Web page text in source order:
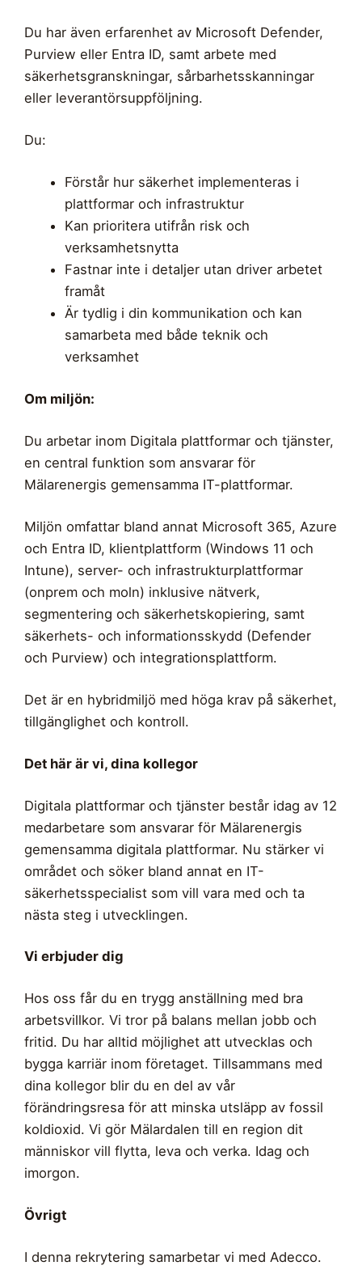
Du har även erfarenhet av Microsoft Defender,
Purview eller Entra ID, samt arbete med
säkerhetsgranskningar, sårbarhetsskanningar
eller leverantörsuppföljning.
Du:
Förstår hur säkerhet implementeras i
plattformar och infrastruktur
Kan prioritera utifrån risk och
verksamhetsnytta
Fastnar inte i detaljer utan driver arbetet
framåt
Är tydlig i din kommunikation och kan
samarbeta med både teknik och
verksamhet
Om miljön:
Du arbetar inom Digitala plattformar och tjänster,
en central funktion som ansvarar för
Mälarenergis gemensamma IT-plattformar.
Miljön omfattar bland annat Microsoft 365, Azure
och Entra ID, klientplattform (Windows 11 och
Intune), server- och infrastrukturplattformar
(onprem och moln) inklusive nätverk,
segmentering och säkerhetskopiering, samt
säkerhets- och informationsskydd (Defender
och Purview) och integrationsplattform.
Det är en hybridmiljö med höga krav på säkerhet,
tillgänglighet och kontroll.
Det här är vi, dina kollegor
Digitala plattformar och tjänster består idag av 12
medarbetare som ansvarar för Mälarenergis
gemensamma digitala plattformar. Nu stärker vi
området och söker bland annat en IT-
säkerhetsspecialist som vill vara med och ta
nästa steg i utvecklingen.
Vi erbjuder dig
Hos oss får du en trygg anställning med bra
arbetsvillkor. Vi tror på balans mellan jobb och
fritid. Du har alltid möjlighet att utvecklas och
bygga karriär inom företaget. Tillsammans med
dina kollegor blir du en del av vår
förändringsresa för att minska utsläpp av fossil
koldioxid. Vi gör Mälardalen till en region dit
människor vill flytta, leva och verka. Idag och
imorgon.
Övrigt
I denna rekrytering samarbetar vi med Adecco.